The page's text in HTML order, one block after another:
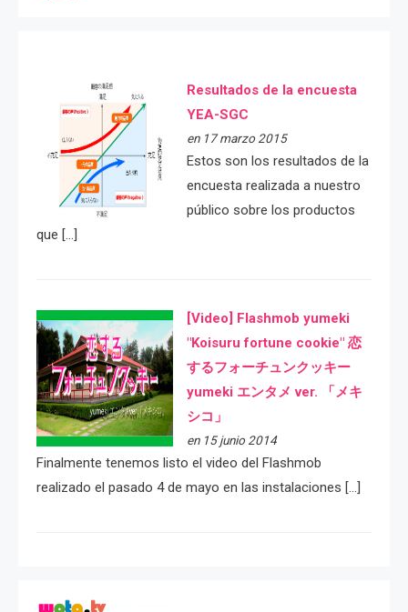
Resultados de la encuesta
YEA-SGC
en 17 marzo 2015
Estos son los resultados de la
encuesta realizada a nuestro
público sobre los productos
que […]
[Video] Flashmob yumeki
"Koisuru fortune cookie" 恋
するフォーチュンクッキー
yumeki エンタメ ver. 「メキ
シコ」
en 15 junio 2014
Finalmente tenemos listo el video del Flashmob
realizado el pasado 4 de mayo en las instalaciones […]